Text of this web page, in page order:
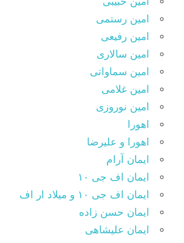
امین رستمی
امین رفیعی
امین سالاری
امین سماواتی
امین غلامی
امین نوروزی
اهورا
اهورا و علیرضا
ایمان آرام
ایمان اف جی ۱۰
ایمان اف جی ۱۰ و میلاد ار اف
ایمان حسن زاده
ایمان علیشاهی